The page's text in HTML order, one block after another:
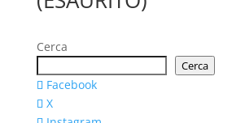
Cerca
Cerca
Facebook
X